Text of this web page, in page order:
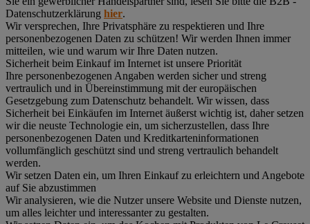
Datenschutzerklärung hier.
Wir versprechen, Ihre Privatsphäre zu respektieren und Ihre
personenbezogenen Daten zu schützen! Wir werden Ihnen immer
mitteilen, wie und warum wir Ihre Daten nutzen.
Sicherheit beim Einkauf im Internet ist unsere Priorität
Ihre personenbezogenen Angaben werden sicher und streng
vertraulich und in Übereinstimmung mit der europäischen
Gesetzgebung zum Datenschutz behandelt. Wir wissen, dass
Sicherheit bei Einkäufen im Internet äußerst wichtig ist, daher setzen
wir die neuste Technologie ein, um sicherzustellen, dass Ihre
personenbezogenen Daten und Kreditkarteninformationen
vollumfänglich geschützt sind und streng vertraulich behandelt
werden.
Wir setzen Daten ein, um Ihren Einkauf zu erleichtern und Angebote
auf Sie abzustimmen
Wir analysieren, wie die Nutzer unsere Website und Dienste nutzen,
um alles leichter und interessanter zu gestalten.